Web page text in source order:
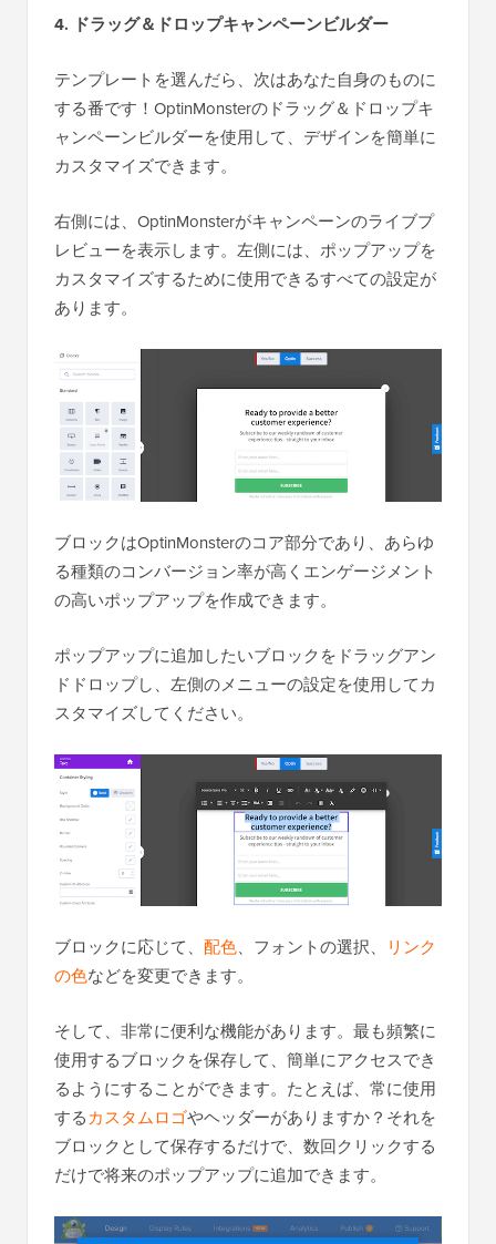
4. ドラッグ＆ドロップキャンペーンビルダー
テンプレートを選んだら、次はあなた自身のものに
する番です！OptinMonsterのドラッグ＆ドロップキ
ャンペーンビルダーを使用して、デザインを簡単に
カスタマイズできます。
右側には、OptinMonsterがキャンペーンのライブプ
レビューを表示します。左側には、ポップアップを
カスタマイズするために使用できるすべての設定が
あります。
ブロックはOptinMonsterのコア部分であり、あらゆ
る種類のコンバージョン率が高くエンゲージメント
の高いポップアップを作成できます。
ポップアップに追加したいブロックをドラッグアン
ドドロップし、左側のメニューの設定を使用してカ
スタマイズしてください。
ブロックに応じて、 配色、フォントの選択、 リンク
の色などを変更できます。
そして、非常に便利な機能があります。最も頻繁に
使用するブロックを保存して、簡単にアクセスでき
るようにすることができます。たとえば、常に使用
するカスタムロゴやヘッダーがありますか？それを
ブロックとして保存するだけで、数回クリックする
だけで将来のポップアップに追加できます。